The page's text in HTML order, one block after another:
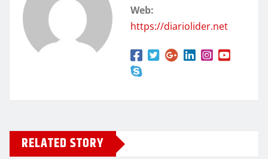
Web:
https://diariolider.net
RELATED STORY